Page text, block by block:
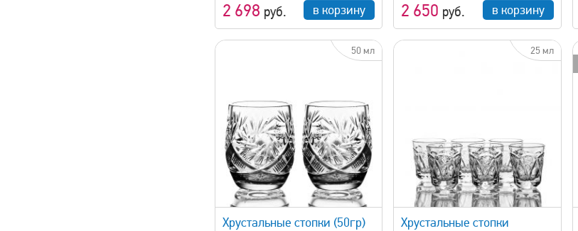
2 698 руб. в корзину 2 650 руб. в корзину
50 мл
Хрустальные стопки (50гр)
25 мл
быстрый просмотр
Хрустальные стопки
быстрый просмотр